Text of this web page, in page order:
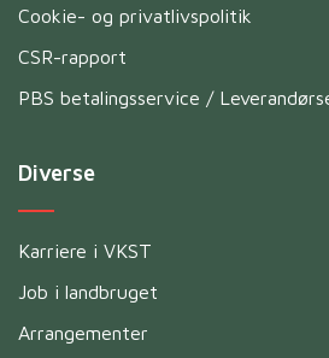
Cookie- og privatlivspolitik
CSR-rapport
PBS betalingsservice /
Diverse
Karriere i VKST
Job i landbruget
Arrangementer